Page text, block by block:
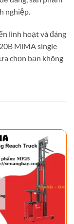
nghiệp.
linh hoạt và đáng
MiMA single
chọn bạn không